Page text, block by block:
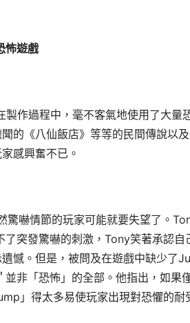
怖遊戲
作過程中，毫不客氣地使用了大
的《八仙飯店》等等的民間傳說以
感興奮不已。
驚嚇情節的玩家可能就要失望了。
突發驚嚇的刺激，Tony笑著承認
憾。但是，被問及在遊戲中缺少了
非「恐怖」的全部。他指出，如
」得太多易使玩家出現對恐懼的耐